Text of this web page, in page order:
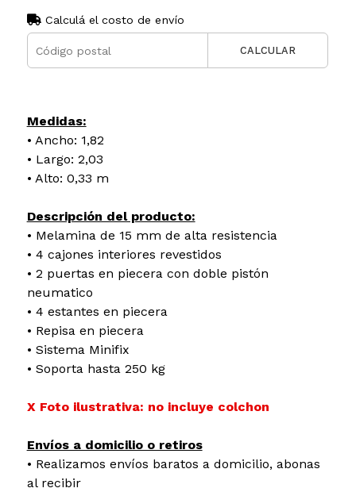
Calculá el costo de envío
CALCULAR
Medidas:
• Ancho: 1,82
• Largo: 2,03
• Alto: 0,33 m
Descripción del producto:
• Melamina de 15 mm de alta resistencia
• 4 cajones interiores revestidos
• 2 puertas en piecera con doble pistón
neumatico
• 4 estantes en piecera
• Repisa en piecera
• Sistema Minifix
• Soporta hasta 250 kg
X Foto ilustrativa: no incluye colchon
Envíos a domicilio o retiros
• Realizamos envíos baratos a domicilio, abonas
al recibir